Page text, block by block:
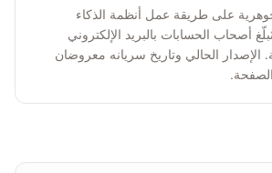
على طريقة عمل أنظمة الذكاء
أصحاب الحسابات بالبريد الإلكتروني
الحالي وتاريخ سريانه معروضان